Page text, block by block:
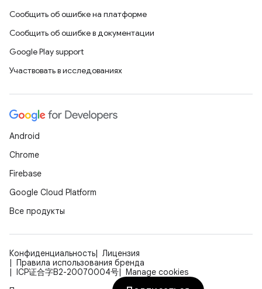
Сообщить об ошибке на платформе
Сообщить об ошибке в документации
Google Play support
Участвовать в исследованиях
Android
Chrome
Firebase
Google Cloud Platform
Все продукты
Конфиденциальность
Лицензия
Правила использования бренда
ICP证合字B2-20070004号
Manage cookies